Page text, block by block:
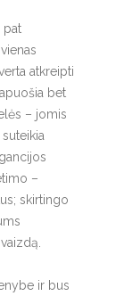
pat
atkreipti
bet
– jomis
–
skirtingo
ir bus